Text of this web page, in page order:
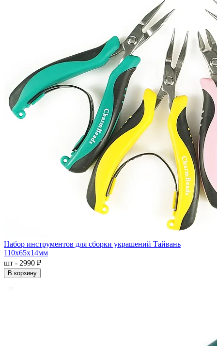
Набор инструментов для сборки украшений Тайвань
110x65x14мм
шт - 2990 ₽
В корзину